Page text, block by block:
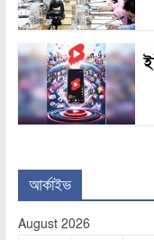
আর্কাইভ
August 2026